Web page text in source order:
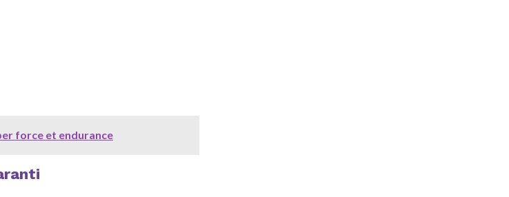
force et endurance